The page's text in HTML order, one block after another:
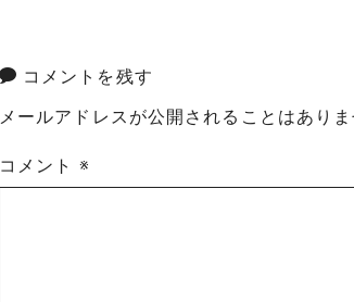
コメントを残す
メールアドレスが公開されることはありま
コメント ※